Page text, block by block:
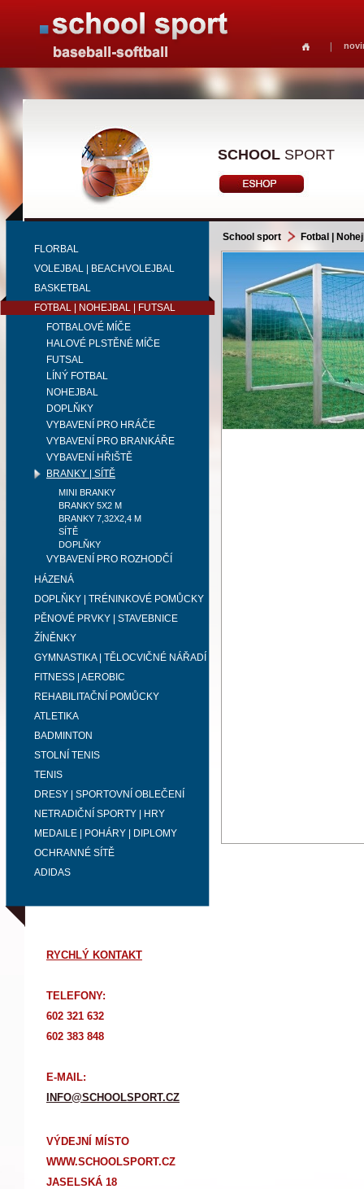
SCHOOL SPORT
FLORBAL
VOLEJBAL | BEACHVOLEJBAL
BASKETBAL
FOTBAL | NOHEJBAL | FUTSAL
FOTBALOVÉ MÍČE
HALOVÉ PLSTĚNÉ MÍČE
FUTSAL
LÍNÝ FOTBAL
NOHEJBAL
DOPLŇKY
VYBAVENÍ PRO HRÁČE
VYBAVENÍ PRO BRANKÁŘE
VYBAVENÍ HŘIŠTĚ
BRANKY | SÍTĚ
MINI BRANKY
BRANKY 5X2 M
BRANKY 7,32X2,4 M
SÍTĚ
DOPLŇKY
VYBAVENÍ PRO ROZHODČÍ
HÁZENÁ
DOPLŇKY | TRÉNINKOVÉ POMŮCKY
PĚNOVÉ PRVKY | STAVEBNICE
ŽÍNĚNKY
GYMNASTIKA | TĚLOCVIČNÉ NÁŘADÍ
FITNESS | AEROBIC
REHABILITAČNÍ POMŮCKY
ATLETIKA
BADMINTON
STOLNÍ TENIS
TENIS
DRESY | SPORTOVNÍ OBLEČENÍ
NETRADIČNÍ SPORTY | HRY
MEDAILE | POHÁRY | DIPLOMY
OCHRANNÉ SÍTĚ
ADIDAS
RYCHLÝ KONTAKT
TELEFONY:
602 321 632
602 383 848
E-MAIL:
INFO@SCHOOLSPORT.CZ
VÝDEJNÍ MÍSTO
WWW.SCHOOLSPORT.CZ
JASELSKÁ 18
School sport Fotbal |